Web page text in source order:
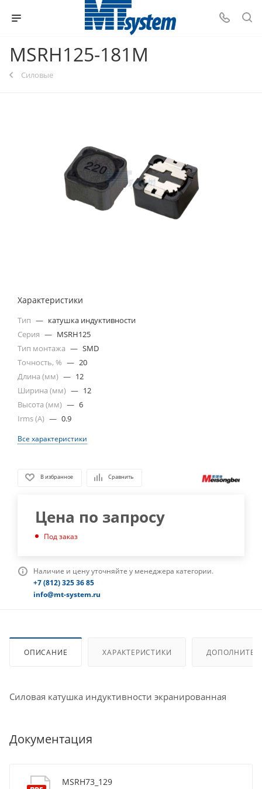
MSRH125-181M
Силовые
Характеристики
Тип — катушка индуктивности
Серия — MSRH125
Тип монтажа — SMD
Точность, % — 20
Длина (мм) — 12
Ширина (мм) — 12
Высота (мм) — 6
Irms (A) — 0.9
Все характеристики
В избранное Сравнить
Цена по запросу
Под заказ
Наличие и цену уточняйте у менеджера категории.
+7 (812) 325 36 85
info@mt-system.ru
ОПИСАНИЕ ХАРАКТЕРИСТИКИ
Силовая катушка индуктивности экранированная
Документация
MSRH73_129